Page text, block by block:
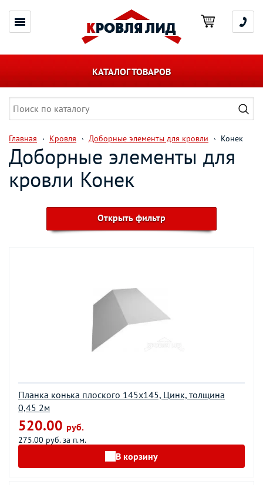
КАТАЛОГ ТОВАРОВ
Главная Кровля Доборные элементы для кровли Конек
Доборные элементы для
кровли Конек
Открыть фильтр
Планка конька плоского 145х145, Цинк, толщина
0,45 2м
520.00 руб.
275.00 руб. за п.м.
В корзину